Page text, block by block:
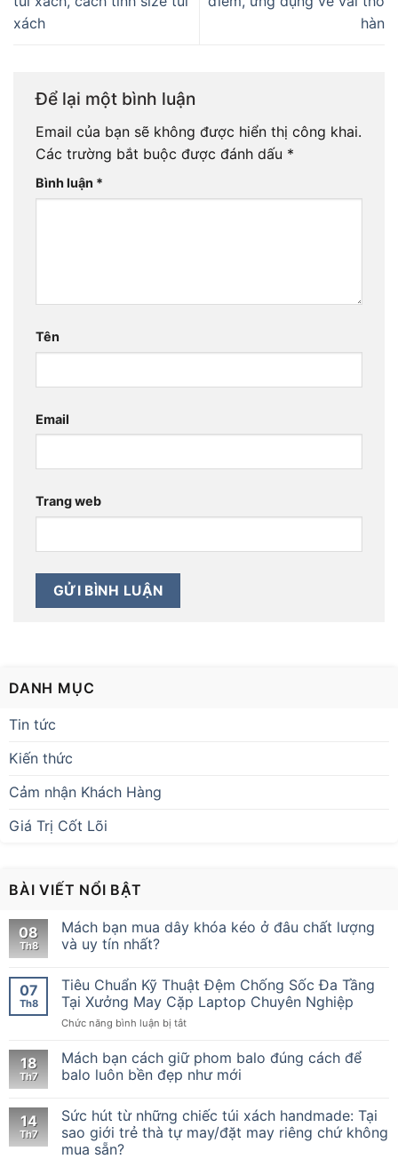
xách
hàn
Để lại một bình luận
Email của bạn sẽ không được hiển thị công khai.
Các trường bắt buộc được đánh dấu *
Bình luận *
Tên
Email
Trang web
DANH MỤC
Tin tức
Kiến thức
Cảm nhận Khách Hàng
Giá Trị Cốt Lõi
BÀI VIẾT NỔI BẬT
08
Th8
Mách bạn mua dây khóa kéo ở đâu chất lượng
và uy tín nhất?
07
Th8
Tiêu Chuẩn Kỹ Thuật Đệm Chống Sốc Đa Tầng
Tại Xưởng May Cặp Laptop Chuyên Nghiệp
Chức năng bình luận bị tắtở
Chuẩn
Kỹ
Thuật
Chống
Sốc
18
Th7
Mách bạn cách giữ phom balo đúng cách để
balo luôn bền đẹp như mới
14
Th7
Sức hút từ những chiếc túi xách handmade: Tại
sao giới trẻ thà tự may/đặt may riêng chứ không
mua sẵn?